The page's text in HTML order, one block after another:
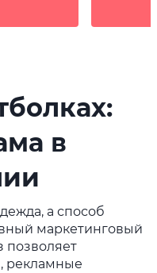
в
а способ
маркетинговый
позволяет
рекламные